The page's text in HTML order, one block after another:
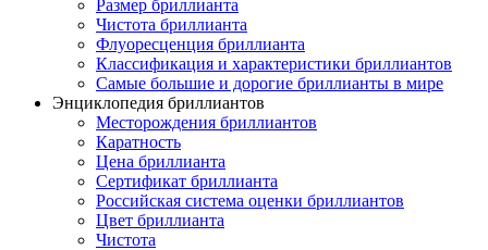
Размер бриллианта
Чистота бриллианта
Флуоресценция бриллианта
Классификация и характеристики бриллиантов
Самые большие и дорогие бриллианты в мире
Энциклопедия бриллиантов
Месторождения бриллиантов
Каратность
Цена бриллианта
Сертификат бриллианта
Российская система оценки бриллиантов
Цвет бриллианта
Чистота